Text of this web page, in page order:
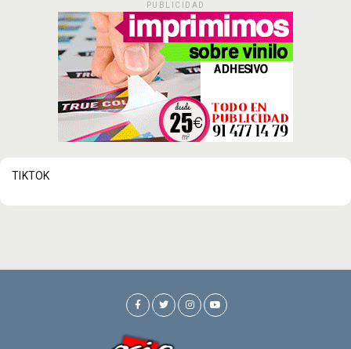
PUBLICIDAD
TIKTOK